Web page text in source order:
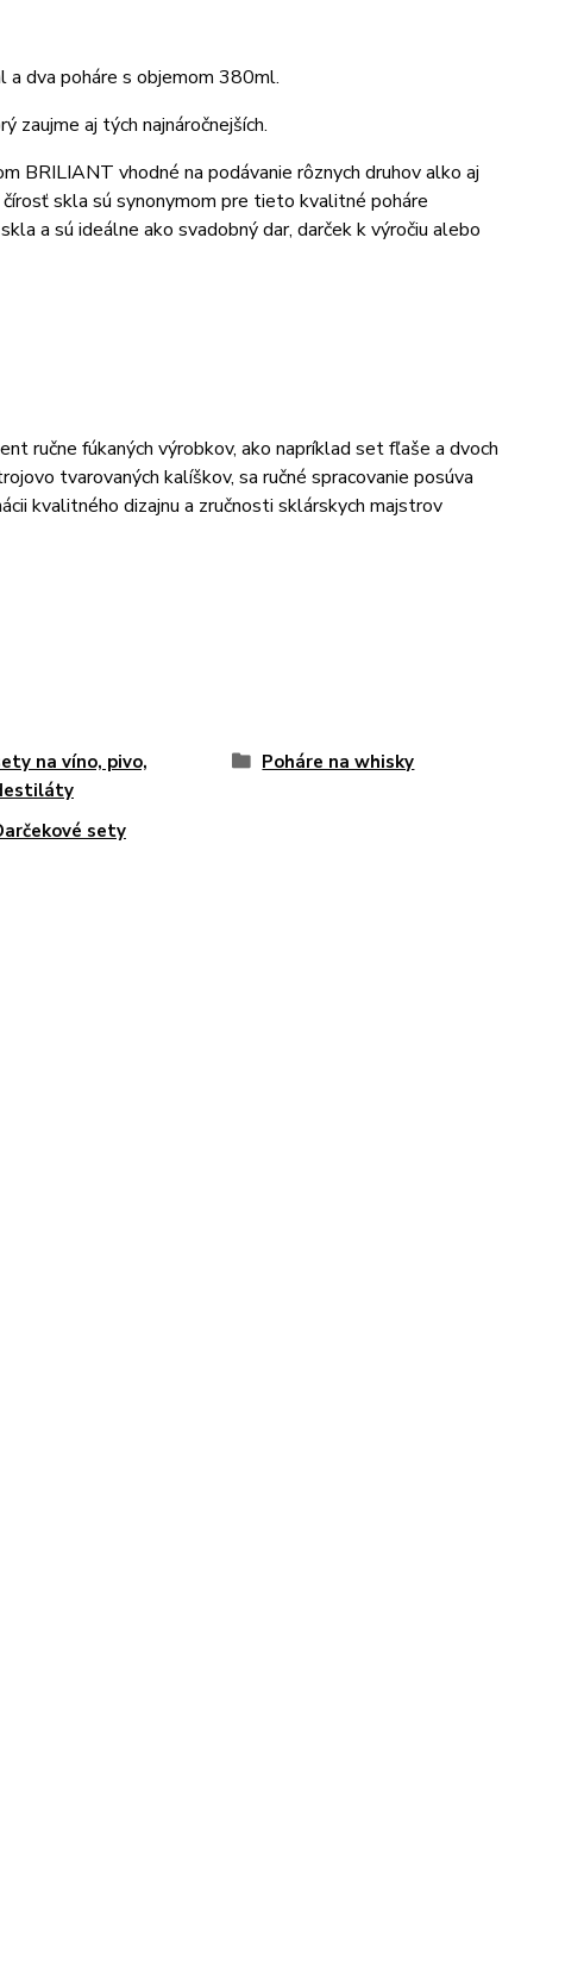
dva poháre s objemom 380ml.
zaujme aj tých najnáročnejších.
BRILIANT vhodné na podávanie rôznych druhov alko aj
skla sú synonymom pre tieto kvalitné poháre
a sú ideálne ako svadobný dar, darček k výročiu alebo
ručne fúkaných výrobkov, ako napríklad set fľaše a dvoch
tvarovaných kalíškov, sa ručné spracovanie posúva
kvalitného dizajnu a zručnosti sklárskych majstrov
na víno, pivo,
Poháre na whisky
sety